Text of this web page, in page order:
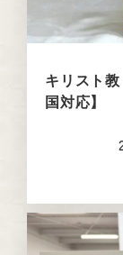
キリスト
国対応】